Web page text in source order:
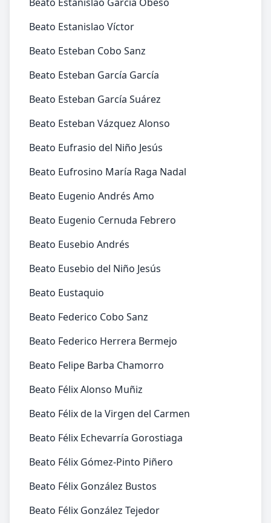
Beato Estanislao Víctor
Beato Esteban Cobo Sanz
Beato Esteban García García
Beato Esteban García Suárez
Beato Esteban Vázquez Alonso
Beato Eufrasio del Niño Jesús
Beato Eufrosino María Raga Nadal
Beato Eugenio Andrés Amo
Beato Eugenio Cernuda Febrero
Beato Eusebio Andrés
Beato Eusebio del Niño Jesús
Beato Eustaquio
Beato Federico Cobo Sanz
Beato Federico Herrera Bermejo
Beato Felipe Barba Chamorro
Beato Félix Alonso Muñiz
Beato Félix de la Virgen del Carmen
Beato Félix Echevarría Gorostiaga
Beato Félix Gómez-Pinto Piñero
Beato Félix González Bustos
Beato Félix González Tejedor